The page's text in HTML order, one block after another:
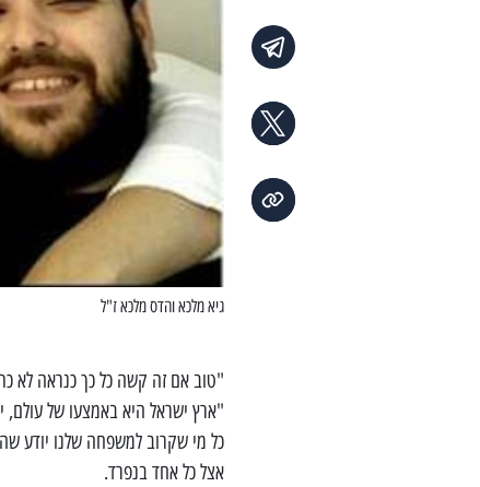
גיא מלכא והדס מלכא ז"ל
"טוב אם זה קשה כל כך כנראה לא
"ארץ ישראל היא באמצעו של עולם,
כל מי שקרוב למשפחה שלנו יודע
אצל כל אחד בנפרד.